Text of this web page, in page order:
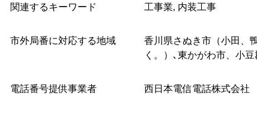
関連するキーワード 工事業, 内装工事
市外局番に対応する地域
香川県さぬき市（小田、
く。）､東かがわ市、小豆
電話番号提供事業者 西日本電信電話株式会社